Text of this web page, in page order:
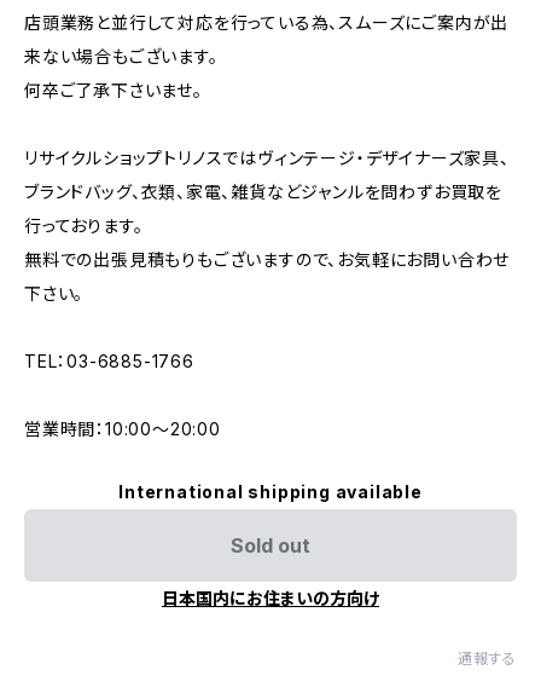
店頭業務と並行して対応を行っている為、スムーズにご案内が出
来ない場合もございます。
何卒ご了承下さいませ。
リサイクルショップトリノスではヴィンテージ・デザイナーズ家具、
ブランドバッグ、衣類、家電、雑貨などジャンルを問わずお買取を
行っております。
無料での出張見積もりもございますので、お気軽にお問い合わせ
下さい。
TEL：03-6885-1766
営業時間：10:00〜20:00
International shipping available
Sold out
日本国内にお住まいの方向け
通報する